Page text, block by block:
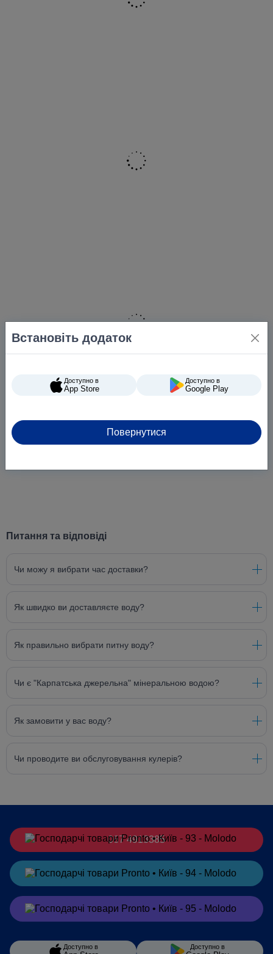
Питання та відповіді
Чи можу я вибрати час доставки?
Як швидко ви доставляєте воду?
Як правильно вибрати питну воду?
Чи є "Карпатська джерельна" мінеральною водою?
Як замовити у вас воду?
Чи проводите ви обслуговування кулерів?
067 4913385
Замовитив Telegram
Замовитив Viber
Доступно в Доступно в
Встановіть додаток
Доступно в
App Store
Доступно в
Google Play
Повернутися